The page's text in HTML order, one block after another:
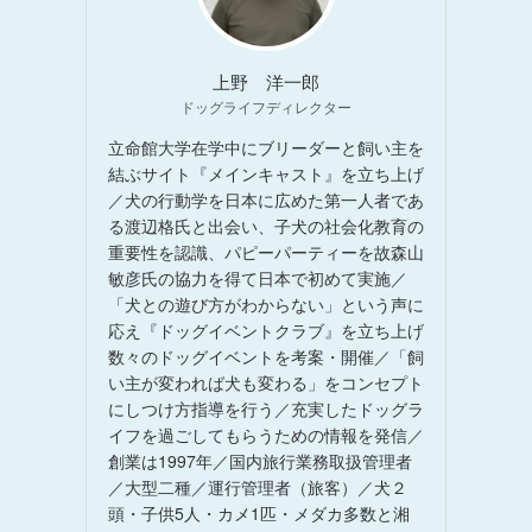
上野 洋一郎
ドッグライフディレクター
立命館大学在学中にブリーダーと飼い主を
結ぶサイト『メインキャスト』を立ち上げ
／犬の行動学を日本に広めた第一人者であ
る渡辺格氏と出会い、子犬の社会化教育の
重要性を認識、パピーパーティーを故森山
敏彦氏の協力を得て日本で初めて実施／
「犬との遊び方がわからない」という声に
応え『ドッグイベントクラブ』を立ち上げ
数々のドッグイベントを考案・開催／「飼
い主が変われば犬も変わる」をコンセプト
にしつけ方指導を行う／充実したドッグラ
イフを過ごしてもらうための情報を発信／
創業は1997年／国内旅行業務取扱管理者
／大型二種／運行管理者（旅客）／犬２
頭・子供5人・カメ1匹・メダカ多数と湘